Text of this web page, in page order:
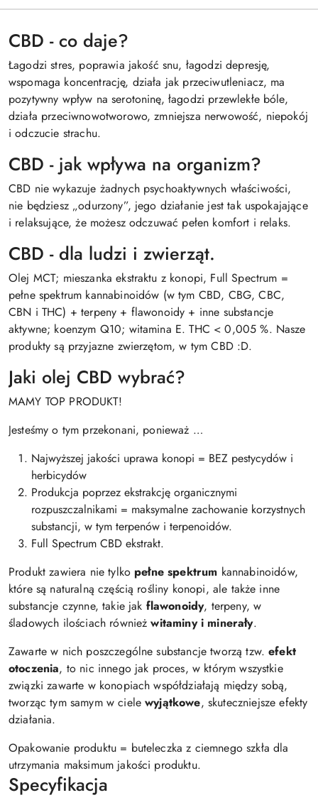
CBD - co daje?
Łagodzi stres, poprawia jakość snu, łagodzi depresję,
wspomaga koncentrację, działa jak przeciwutleniacz, ma
pozytywny wpływ na serotoninę, łagodzi przewlekłe bóle,
działa przeciwnowotworowo, zmniejsza nerwowość, niepokój
i odczucie strachu.
CBD - jak wpływa na organizm?
CBD nie wykazuje żadnych psychoaktywnych właściwości,
nie będziesz „odurzony”, jego działanie jest tak uspokajające
i relaksujące, że możesz odczuwać pełen komfort i relaks.
CBD - dla ludzi i zwierząt.
Olej MCT; mieszanka ekstraktu z konopi, Full Spectrum =
pełne spektrum kannabinoidów (w tym CBD, CBG, CBC,
CBN i THC) + terpeny + flawonoidy + inne substancje
aktywne; koenzym Q10; witamina E. THC < 0,005 %. Nasze
produkty są przyjazne zwierzętom, w tym CBD :D.
Jaki olej CBD wybrać?
MAMY TOP PRODUKT!
Jesteśmy o tym przekonani, ponieważ …
Najwyższej jakości uprawa konopi = BEZ pestycydów i
herbicydów
Produkcja poprzez ekstrakcję organicznymi
rozpuszczalnikami = maksymalne zachowanie korzystnych
substancji, w tym terpenów i terpenoidów.
Full Spectrum CBD ekstrakt.
Produkt zawiera nie tylko pełne spektrum kannabinoidów,
które są naturalną częścią rośliny konopi, ale także inne
substancje czynne, takie jak flawonoidy, terpeny, w
śladowych ilościach równieżwitaminy i minerały.
Zawarte w nich poszczególne substancje tworzą tzw.efekt
otoczenia, to nic innego jak proces, w którym wszystkie
związki zawarte w konopiach współdziałają między sobą,
tworząc tym samym w cielewyjątkowe, skuteczniejsze efekty
działania.
Opakowanie produktu = buteleczka z ciemnego szkła dla
utrzymania maksimum jakości produktu.
Specyfikacja